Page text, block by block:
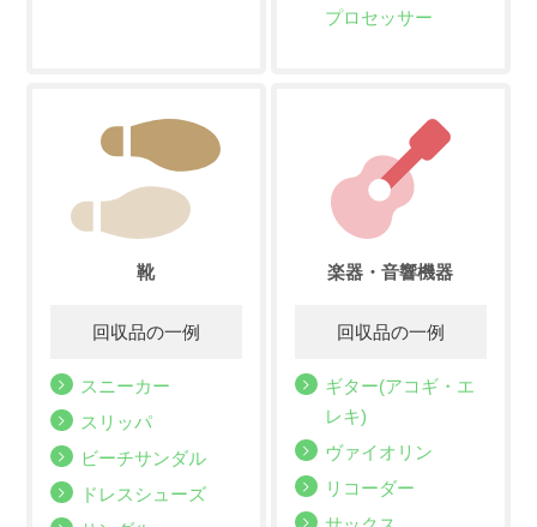
プロセッサー
靴
スニーカー
スリッパ
ビーチサンダル
ドレスシューズ
楽器・音響機器
ギター(アコギ・エ
レキ)
ヴァイオリン
リコーダー